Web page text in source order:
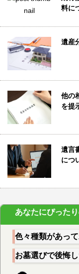
料に
遺産
他の
を提
遺言
につ
あなたにぴった
色々種類があっ
お墓選びで後悔